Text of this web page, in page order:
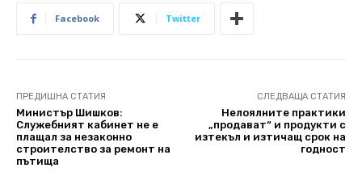
Facebook Twitter
ПРЕДИШНА СТАТИЯ
Министър Шишков:
Служебният кабинет не е
плащал за незаконно
строителство за ремонт на
пътища
СЛЕДВАЩА СТАТИЯ
Нелоялните практики
„продават“ и продукти с
изтекъл и изтичащ срок на
годност